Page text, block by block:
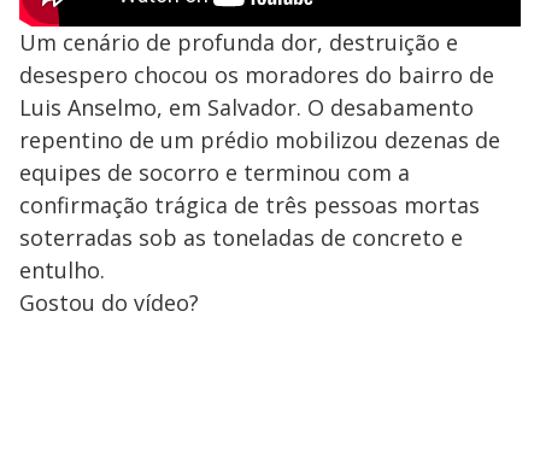
Um cenário de profunda dor, destruição e
desespero chocou os moradores do bairro de
Luis Anselmo, em Salvador. O desabamento
repentino de um prédio mobilizou dezenas de
equipes de socorro e terminou com a
confirmação trágica de três pessoas mortas
soterradas sob as toneladas de concreto e
entulho.
Gostou do vídeo?